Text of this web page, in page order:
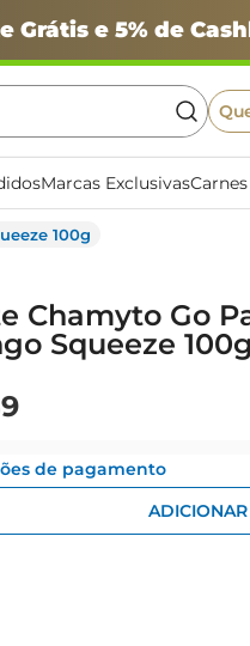
Grátis e 5% de
Marcas Exclusivas
100g
Chamyto Go
Squeeze 100g
de pagamento